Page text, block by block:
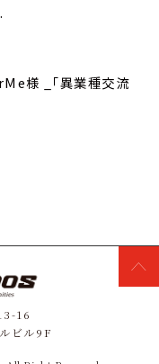
様 _「異業種交流
16
ビル9F